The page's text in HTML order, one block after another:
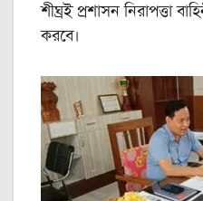
শীঘ্রই প্রশাসন নিরাপত্তা
করবে।